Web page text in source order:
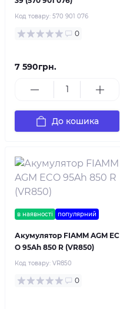
Код товару: 570 901 076
0
7 590грн.
До кошика
в наявності популярний
Акумулятор FIAMM AGM EC
O 95Ah 850 R (VR850)
Код товару: VR850
0